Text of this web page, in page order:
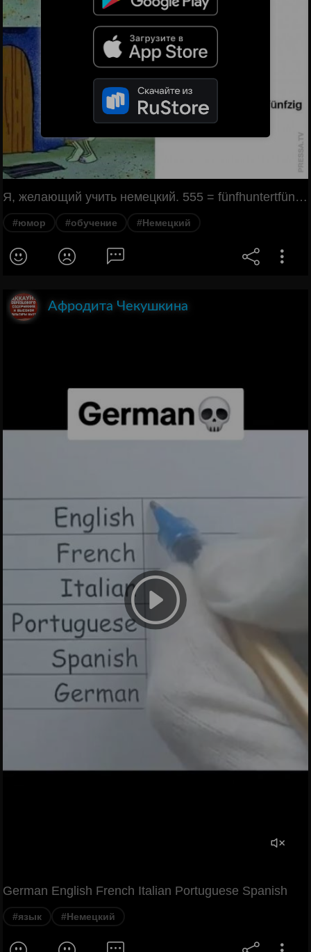
Я, желающий учить немецкий. 555 = fünfhuntertfünfundfünfzig.
#юмор #обучение #Немецкий
Афродита Чекушкина
German English French Italian Portuguese Spanish
#язык #Немецкий